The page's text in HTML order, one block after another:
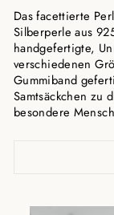
Das facettierte
Silberperle aus
handgefertigte,
verschiedenen
Gummiband
Samtsäckchen zu
besondere